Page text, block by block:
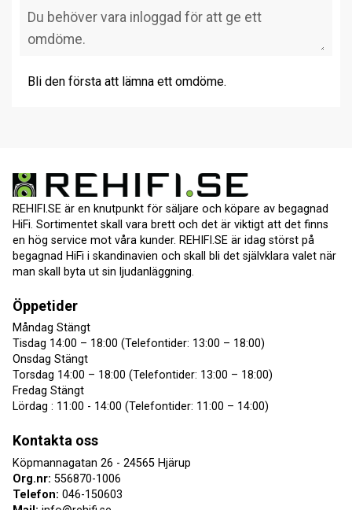
Bli den första att lämna ett omdöme.
REHIFI.SE är en knutpunkt för säljare och köpare av begagnad
HiFi. Sortimentet skall vara brett och det är viktigt att det finns
en hög service mot våra kunder. REHIFI.SE är idag störst på
begagnad HiFi i skandinavien och skall bli det självklara valet när
man skall byta ut sin ljudanläggning.
Öppetider
Måndag Stängt
Tisdag 14:00 – 18:00 (Telefontider: 13:00 – 18:00)
Onsdag Stängt
Torsdag 14:00 – 18:00 (Telefontider: 13:00 – 18:00)
Fredag Stängt
Lördag : 11:00 - 14:00 (Telefontider: 11:00 – 14:00)
Kontakta oss
Köpmannagatan 26 - 24565 Hjärup
Org.nr: 556870-1006
Telefon: 046-150603